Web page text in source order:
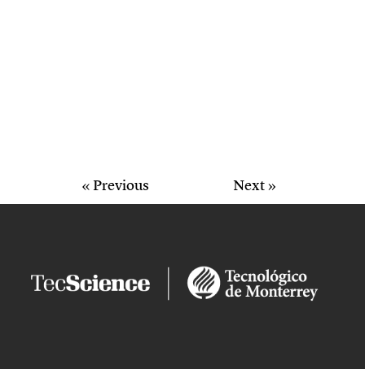
« Previous Next »